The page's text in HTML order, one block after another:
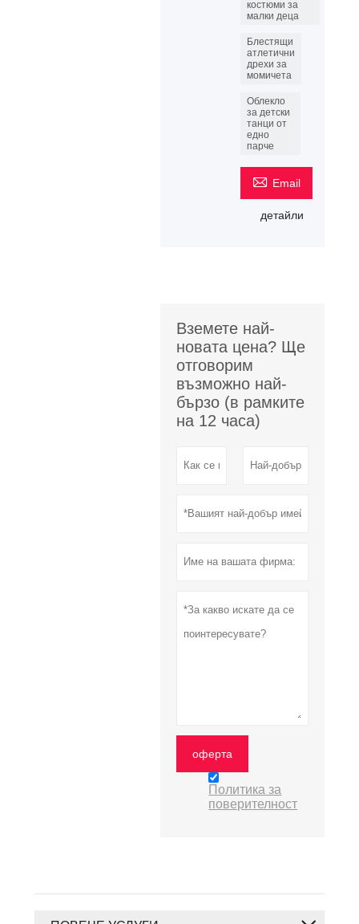
костюми за
малки деца
Блестящи
атлетични
дрехи за
момичета
Облекло
за детски
танци от
едно
парче
 Email
детайли
Вземете най-
новата цена? Ще
отговорим
възможно най-
бързо (в рамките
на 12 часа)
оферта
Политика за
поверителност